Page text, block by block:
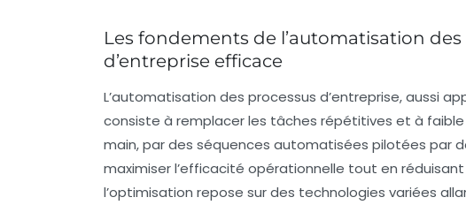
Les fondements de l’automatisation
d’entreprise efficace
L’automatisation des processus d’entreprise, aussi
consiste à remplacer les tâches répétitives et à
main, par des séquences automatisées pilotées par
maximiser l’efficacité opérationnelle tout en réduisant
l’optimisation repose sur des technologies variées